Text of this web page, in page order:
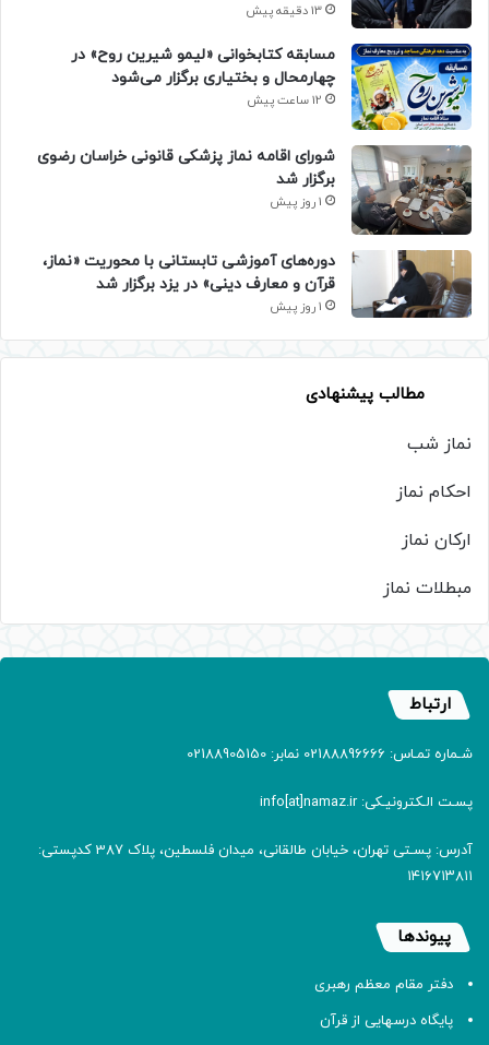
13 دقیقه پیش
مسابقه کتابخوانی «لیمو شیرین روح» در
چهارمحال و بختیاری برگزار می‌شود
12 ساعت پیش
شورای اقامه نماز پزشکی قانونی خراسان رضوی
برگزار شد
1 روز پیش
دوره‌های آموزشی تابستانی با محوریت «نماز،
قرآن و معارف دینی» در یزد برگزار شد
1 روز پیش
مطالب پیشنهادی
نماز شب
احکام نماز
ارکان نماز
مبطلات نماز
ارتباط
شـماره تمـاس: 02188896666 نمابر: 02188905150
پسـت الـکترونیـکی: info[at]namaz.ir
آدرس: پسـتی تهران، خیابان طالقانی، میدان فلسطین، پلاک 387 کدپستی:
۱۴۱۶۷۱۳۸۱۱
پیوندها
دفتر مقام معظم رهبری
پایگاه درسهایی از قرآن